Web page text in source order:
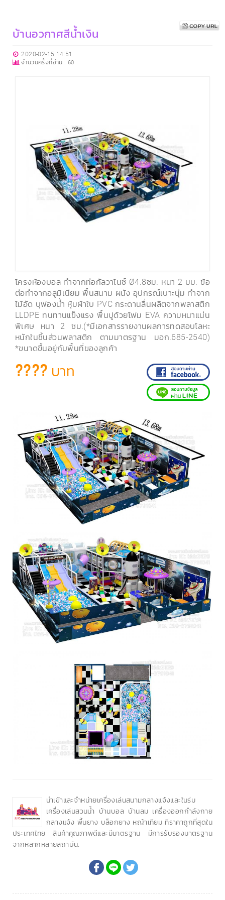
บ้านอวกาศสีน้ำเงิน
2020-02-15 14:51
จำนวนครั้งที่อ่าน : 60
โครงห้องบอล ทำจากท่อกัลวาไนซ์ Ø4.8ซม. หนา 2 มม. ข้อ
ต่อทำจากอลูมิเนียม พื้นสนาม ผนัง อุปกรณ์เบาะนุ่ม ทำจาก
ไม้อัด บุฟองน้ำ หุ้มผ้าใบ PVC กระดานลื่นผลิตจากพลาสติก
LLDPE ทนทานแข็งแรง พื้นปูด้วยโฟม EVA ความหนาแน่น
พิเศษ หนา 2 ซม.(*มีเอกสารรายงานผลการทดสอบโลหะ
หนักในชิ้นส่วนพลาสติก ตามมาตรฐาน มอก.685-2540)
*ขนาดขึ้นอยู่กับพื้นที่ของลูกค้า
???? บาท
นำเข้าและจำหน่ายเครื่องเล่นสนามกลางแจ้งและในร่ม
เครื่องเล่นสวนน้ำ บ้านบอล บ้านลม เครื่องออกกำลังกาย
กลางแจ้ง พื้นยาง บล็อกยาง หญ้าเทียม ที่ราคาถูกที่สุดใน
ประเทศไทย สินค้าคุณภาพดีและมีมาตรฐาน มีการรับรองมาตรฐาน
จากหลากหลายสถาบัน.